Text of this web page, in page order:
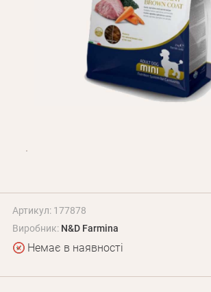
Контакти
+380 (95) 095-00-05
Артикул: 177878
Виробник: N&D Farmina
Немає в наявності